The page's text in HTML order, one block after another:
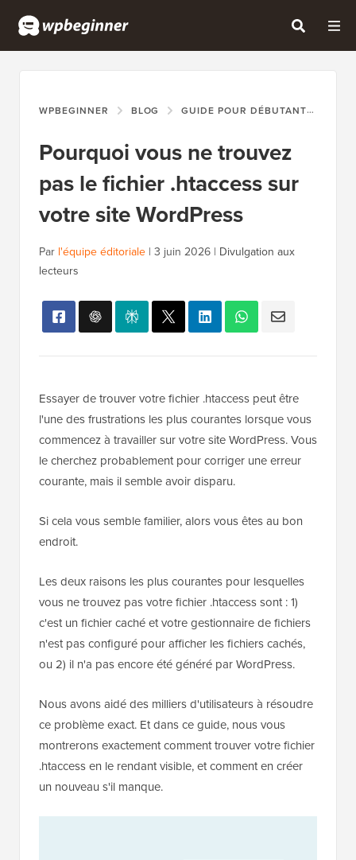
WPBEGINNER BLOG GUIDE POUR DÉBUTANTS
Pourquoi vous ne trouvez
pas le fichier .htaccess sur
votre site WordPress
Par l'équipe éditoriale | 3 juin 2026 | Divulgation aux
lecteurs
Essayer de trouver votre fichier .htaccess peut être
l'une des frustrations les plus courantes lorsque vous
commencez à travailler sur votre site WordPress. Vous
le cherchez probablement pour corriger une erreur
courante, mais il semble avoir disparu.
Si cela vous semble familier, alors vous êtes au bon
endroit.
Les deux raisons les plus courantes pour lesquelles
vous ne trouvez pas votre fichier .htaccess sont : 1)
c'est un fichier caché et votre gestionnaire de fichiers
n'est pas configuré pour afficher les fichiers cachés,
ou 2) il n'a pas encore été généré par WordPress.
Nous avons aidé des milliers d'utilisateurs à résoudre
ce problème exact. Et dans ce guide, nous vous
montrerons exactement comment trouver votre fichier
.htaccess en le rendant visible, et comment en créer
un nouveau s'il manque.